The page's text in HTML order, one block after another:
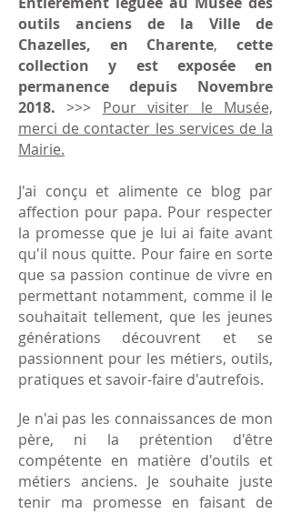
outils anciens de la Ville de
Chazelles, en Charente,cette
collection y est exposée en
permanence depuis Novembre
2018.>>> Pour visiter le Musée,
merci de contacter les services de la
Mairie.
J'ai conçu et alimente ce blog par
affection pour papa. Pour respecter
la promesse que je lui ai faite avant
qu'il nous quitte. Pour faire en sorte
que sa passion continue de vivre en
permettant notamment, comme il le
souhaitait tellement, que les jeunes
générations découvrent et se
passionnent pour les métiers, outils,
pratiques et savoir-faire d'autrefois.
Je n'ai pas les connaissances de mon
père, ni la prétention d'être
compétente en matière d'outils et
métiers anciens. Je souhaite juste
tenir ma promesse en faisant de